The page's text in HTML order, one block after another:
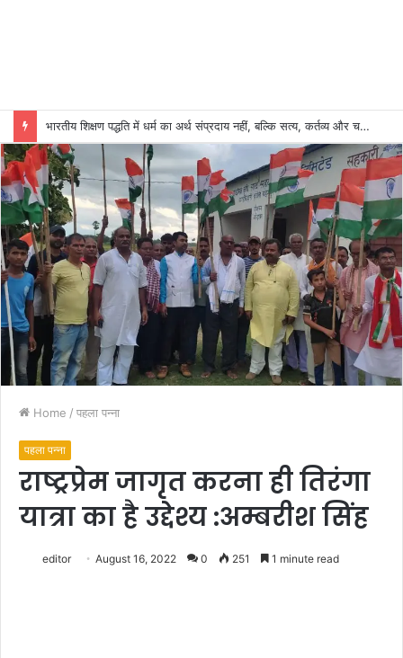
भारतीय शिक्षण पद्धति में धर्म का अर्थ संप्रदाय नहीं, बल्कि सत्य, कर्तव्य और चरित्र निर्माण है: विजय प्रकाश
Home / पहला पन्ना
पहला पन्ना
राष्ट्रप्रेम जागृत करना ही तिरंगा
यात्रा का है उद्देश्य :अम्बरीश सिंह
editor August 16, 2022 0 251 1 minute read